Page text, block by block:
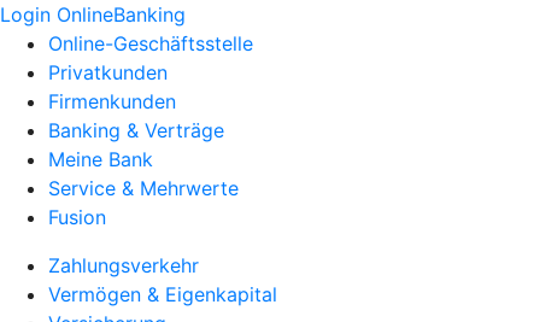
Login OnlineBanking
Online-Geschäftsstelle
Privatkunden
Firmenkunden
Banking & Verträge
Meine Bank
Service & Mehrwerte
Fusion
Zahlungsverkehr
Vermögen & Eigenkapital